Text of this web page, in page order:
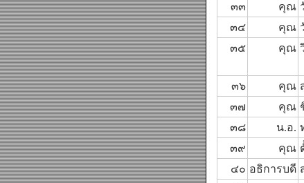
๓๓ คุณ
๓๔
คุณ
๓๕
คุณ
๓๖ คุณ
๓๗
คุณ
๓๘
น.อ.
๓๙
คุณ
๔๐ อธิการบดี